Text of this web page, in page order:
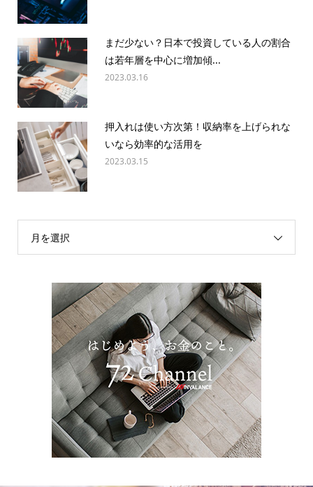
まだ少ない？日本で投資している人の割合
は若年層を中心に増加傾...
2023.03.16
押入れは使い方次第！収納率を上げられな
いなら効率的な活用を
2023.03.15
月を選択